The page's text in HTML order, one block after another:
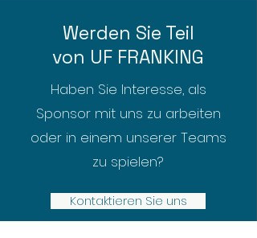
Werden Sie Teil
von UF FRANKING
Haben Sie Interesse, als
Sponsor mit uns zu arbeiten
oder in einem unserer Teams
zu spielen?
Kontaktieren Sie uns